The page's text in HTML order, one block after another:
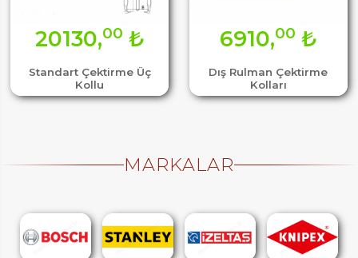
Standart Çektirme Üç
Kollu
20130,00 ₺
Dış Rulman Çektirme
Kolları
6910,00 ₺
MARKALAR